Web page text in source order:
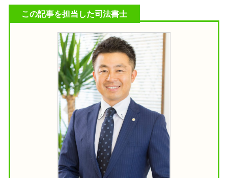
この記事を担当した司法書士